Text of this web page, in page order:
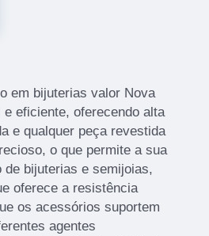
em bijuterias valor Nova
e eficiente, oferecendo alta
e qualquer peça revestida
o que permite a sua
de bijuterias e semijoias,
oferece a resistência
os acessórios suportem
agentes